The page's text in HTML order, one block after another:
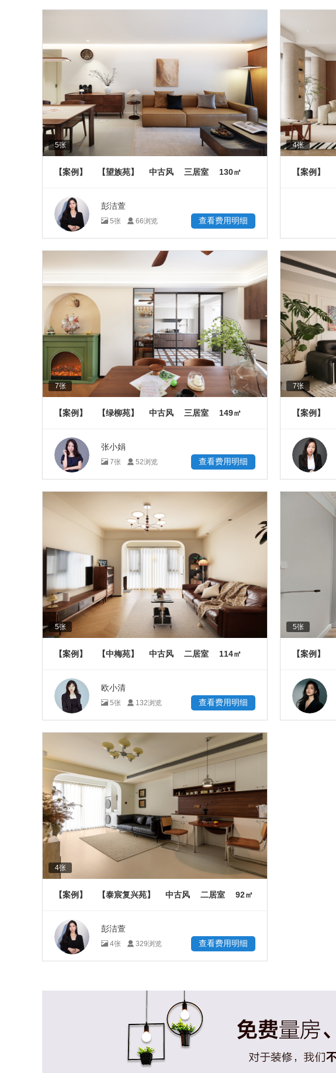
5张
【案例】 【望族苑】 中古风 三居室 130㎡
彭洁萱
5张 66浏览 查看费用明细
4张
【案例】
7张
【案例】 【绿柳苑】 中古风 三居室 149㎡
张小娟
7张 52浏览 查看费用明细
7张
【案例】
5张
【案例】 【中梅苑】 中古风 二居室 114㎡
欧小清
5张 132浏览 查看费用明细
5张
【案例】
4张
【案例】 【泰宸复兴苑】 中古风 二居室 92㎡
彭洁萱
4张 329浏览 查看费用明细